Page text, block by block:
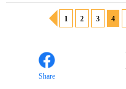
1 2 3 4
Share